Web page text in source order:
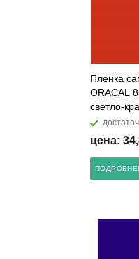
Пленка
ORACAL
светло-
цена: